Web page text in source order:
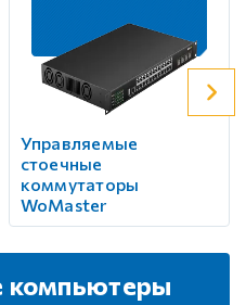
Управляемые
стоечные
коммутаторы
WoMaster